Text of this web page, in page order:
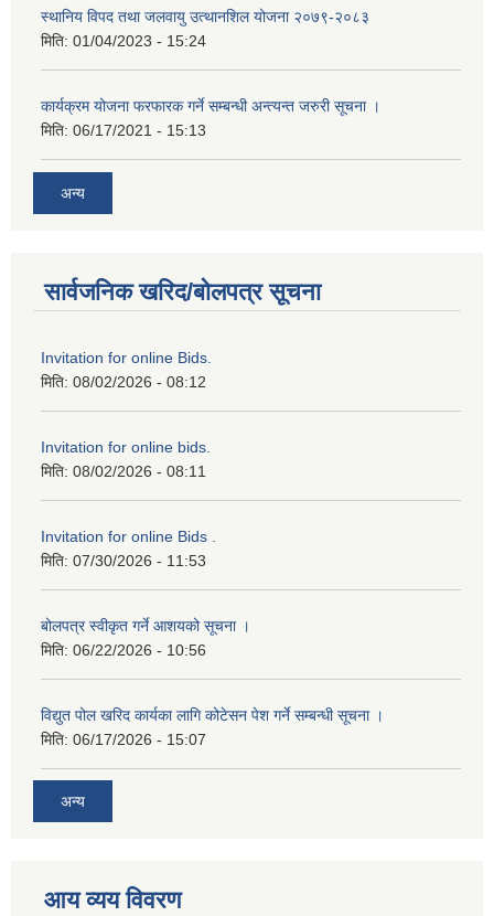
स्थानिय विपद तथा जलवायु उत्थानशिल योजना २०७९-२०८३
मिति: 01/04/2023 - 15:24
कार्यक्रम योजना फरफारक गर्ने सम्बन्धी अन्त्यन्त जरुरी सूचना ।
मिति: 06/17/2021 - 15:13
अन्य
सार्वजनिक खरिद/बोलपत्र सूचना
Invitation for online Bids.
मिति: 08/02/2026 - 08:12
Invitation for online bids.
मिति: 08/02/2026 - 08:11
Invitation for online Bids .
मिति: 07/30/2026 - 11:53
बोलपत्र स्वीकृत गर्ने आशयको सूचना ।
मिति: 06/22/2026 - 10:56
विद्युत पोल खरिद कार्यका लागि कोटेसन पेश गर्ने सम्बन्धी सूचना ।
मिति: 06/17/2026 - 15:07
अन्य
आय व्यय विवरण